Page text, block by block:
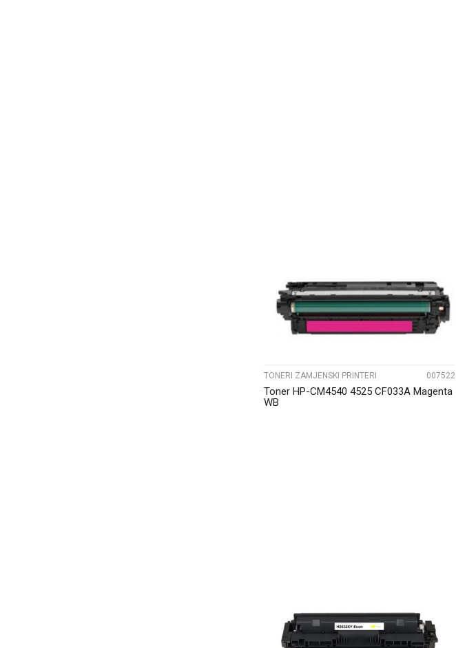
UPOREDI
TONERI ZAMJENSKI PRINTERI 007522
Toner HP-CM4540 4525 CF033A Magenta
WB
UPOREDI